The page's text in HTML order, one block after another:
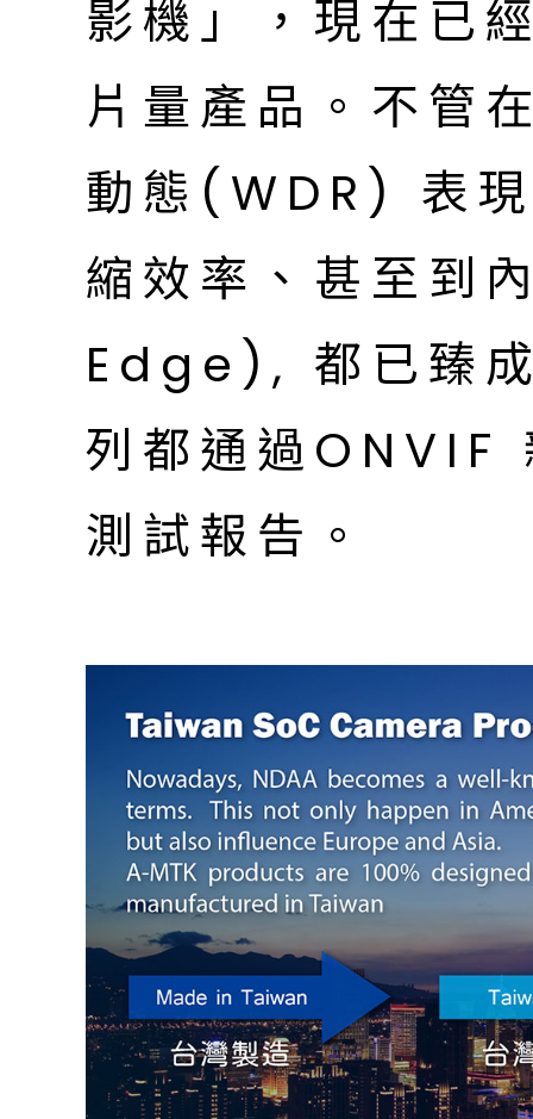
影機」，現在已
片量產品。不管
動態(WDR) 表
縮效率、甚至到
Edge), 都已臻
列都通過
測試報告。